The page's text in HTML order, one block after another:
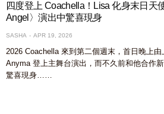
四度登上 Coachella！Lisa 化身末日天
Angel〉演出中驚喜現身
SASHA APR 19, 2026
2026 Coachella 來到第二個週末，首日晚上
Anyma 登上主舞台演出，而不久前和他合作
驚喜現身……